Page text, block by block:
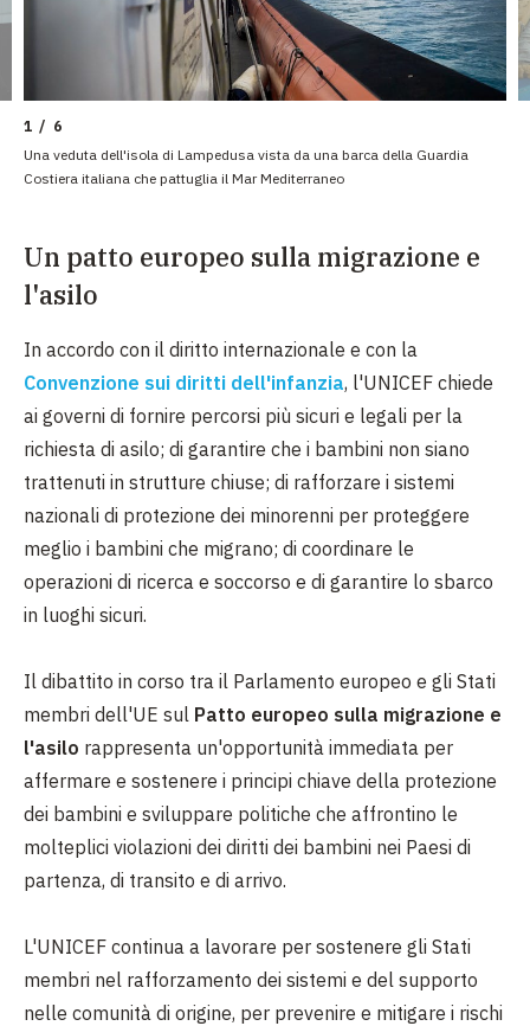
1 / 6
Una veduta dell'isola di Lampedusa vista da una barca della Guardia
Costiera italiana che pattuglia il Mar Mediterraneo
Un patto europeo sulla migrazione e
l'asilo
In accordo con il diritto internazionale e con la
Convenzione sui diritti dell'infanzia, l'UNICEF chiede
ai governi di fornire percorsi più sicuri e legali per la
richiesta di asilo; di garantire che i bambini non siano
trattenuti in strutture chiuse; di rafforzare i sistemi
nazionali di protezione dei minorenni per proteggere
meglio i bambini che migrano; di coordinare le
operazioni di ricerca e soccorso e di garantire lo sbarco
in luoghi sicuri.
Il dibattito in corso tra il Parlamento europeo e gli Stati
membri dell'UE sul Patto europeo sulla migrazione e
l'asilo rappresenta un'opportunità immediata per
affermare e sostenere i principi chiave della protezione
dei bambini e sviluppare politiche che affrontino le
molteplici violazioni dei diritti dei bambini nei Paesi di
partenza, di transito e di arrivo.
L'UNICEF continua a lavorare per sostenere gli Stati
membri nel rafforzamento dei sistemi e del supporto
nelle comunità di origine, per prevenire e mitigare i rischi